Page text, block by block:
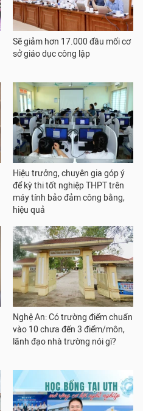
Sẽ giảm hơn 17.000 đầu mối cơ
sở giáo dục công lập
Hiệu trưởng, chuyên gia góp ý
để kỳ thi tốt nghiệp THPT trên
máy tính bảo đảm công bằng,
hiệu quả
Nghệ An: Có trường điểm chuẩn
vào 10 chưa đến 3 điểm/môn,
lãnh đạo nhà trường nói gì?